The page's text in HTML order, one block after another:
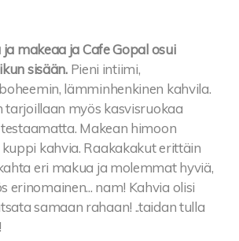
makeaa ja Cafe Gopal osui
sisään. Pieni intiimi,
lämminhenkinen kahvila.
tarjoillaan myös kasvisruokaa
Makean himoon
kahvia. Raakakakut erittäin
eri makua ja molemmat hyviä,
erinomainen... nam! Kahvia olisi
samaan rahaan! ..taidan tulla